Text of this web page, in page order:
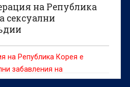
на Република
сексуални
на Република Корея е
забавления на
2011 и 2012 г., съобщи